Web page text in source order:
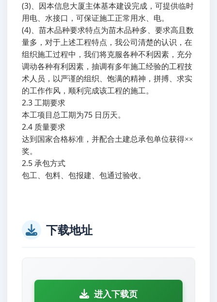
(3) 、因本信息大厦主体基本建设完成，可提供临时
用电、水接口，可保证施工正常用水、电。
(4) 、苗木品种要求特点为苗木品种多、要求高且数
量多，对于上述工程特点，我公司清楚的认识，在
组织施工过程中，我们将克服各种不利因素，充分
调动各种有利因素，抽调有多年施工经验的工程技
术人员，以严谨的组织、饱满的精神，拼搏、求实
的工作作风，顺利完成该工程的施工。
2.3 工期要求
本工项目总工期为75 日历天。
2.4 质量要求
达到国家合格标准，并配合土建总承包单位获得××
奖。
2.5 承包方式
包工、包料、包报建、包通过验收。
下载地址
进入下载页